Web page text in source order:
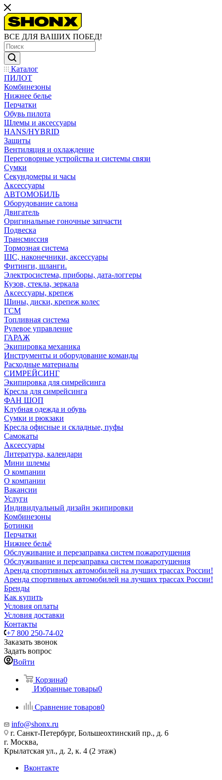
ВСЕ ДЛЯ ВАШИХ ПОБЕД!
Каталог
ПИЛОТ
Комбинезоны
Нижнее белье
Перчатки
Обувь пилота
Шлемы и аксессуары
HANS/HYBRID
Защиты
Вентиляция и охлаждение
Переговорные устройства и системы связи
Сумки
Секундомеры и часы
Аксессуары
АВТОМОБИЛЬ
Оборудование салона
Двигатель
Оригинальные гоночные запчасти
Подвеска
Трансмиссия
Тормозная система
ШС, наконечники, аксессуары
Фитинги, шланги.
Электросистема, приборы, дата-логгеры
Кузов, стекла, зеркала
Аксессуары, крепеж
Шины, диски, крепеж колес
ГСМ
Топливная система
Рулевое управление
ГАРАЖ
Экипировка механика
Инструменты и оборудование команды
Расходные материалы
СИМРЕЙСИНГ
Экипировка для симрейсинга
Кресла для симрейсинга
ФАН ШОП
Клубная одежда и обувь
Сумки и рюкзаки
Кресла офисные и складные, пуфы
Самокаты
Аксессуары
Литература, календари
Мини шлемы
О компании
О компании
Вакансии
Услуги
Индивидуальный дизайн экипировки
Комбинезоны
Ботинки
Перчатки
Нижнее бельё
Обслуживание и перезаправка систем пожаротушения
Обслуживание и перезаправка систем пожаротушения
Аренда спортивных автомобилей на лучших трассах России!
Аренда спортивных автомобилей на лучших трассах России!
Бренды
Как купить
Условия оплаты
Условия доставки
Контакты
+7 800 250-74-02
Заказать звонок
Задать вопрос
Войти
Корзина0
Избранные товары0
Сравнение товаров0
info@shonx.ru
г. Санкт-Петербург, Большеохтинский пр., д. 6
г. Москва,
Крылатская ул., д. 2, к. 4 (2 этаж)
Вконтакте